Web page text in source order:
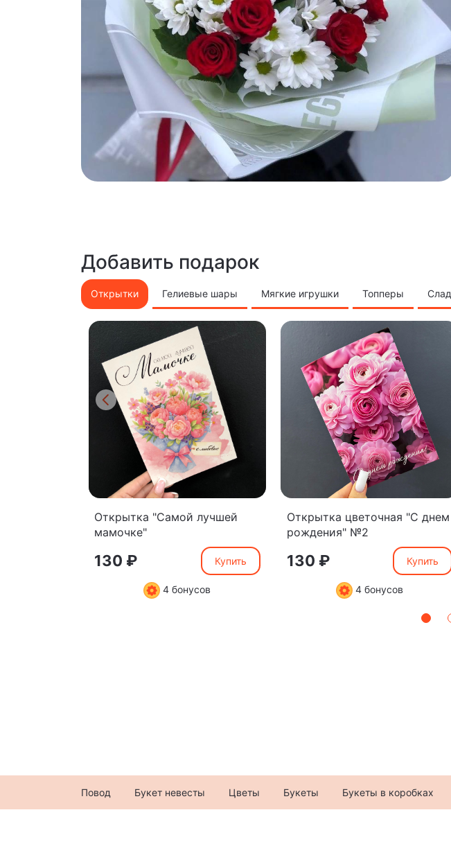
Добавить подарок
Открытки Гелиевые шары Мягкие игрушки Топперы
Открытка "Самой лучшей
мамочке"
130 ₽ Купить
4 бонусов
Открытка цветочная "С днем
рождения" №2
130 ₽ Купить
4 бонусов
Повод Букет невесты Цветы Букеты Букеты в коробках